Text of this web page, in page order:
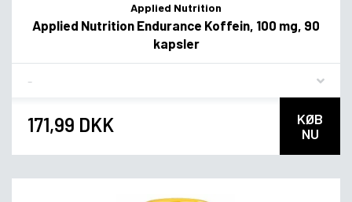
Applied Nutrition
Applied Nutrition Endurance Koffein, 100 mg, 90
kapsler
171,99 DKK
KØB
NU